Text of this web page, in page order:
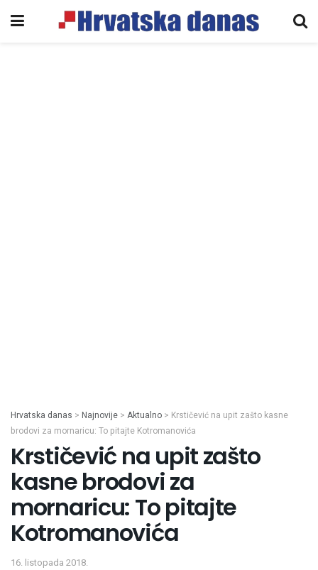
Hrvatska danas > Najnovije > Aktualno > Krstičević na upit zašto kasne
brodovi za mornaricu: To pitajte Kotromanovića
Krstičević na upit zašto
kasne brodovi za
mornaricu: To pitajte
Kotromanovića
16. listopada 2018.